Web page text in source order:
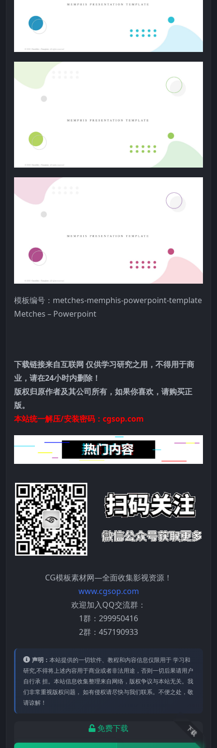
模板编号：metches-memphis-powerpoint-template
Metches – Powerpoint
下载链接来自互联网 仅供学习研究之用，不得用于商
业，请在24小时内删除！
版权归原作者及其公司所有，如果你喜欢，请购买正
版。
本站统一解压/安装密码：cgsop.com
CG模板素材网—全面收集影视资源！
www.cgsop.com
欢迎加入QQ交流群：
1群：299950416
2群：457190933
声明： 本站提供的⼀切软件、教程和内容信息仅限⽤于 学习和
研究,不得将上述内容⽤于商业或者⾮法⽤途，否则⼀切后果请⽤户
⾃⾏承 担。本站信息收集整理来⾃⽹络，版权争议与本站⽆关。我
们⾮常重视版权问题， 如有侵权请尽快与我们联系。不便之处，敬
请谅解！
下载
免费下载